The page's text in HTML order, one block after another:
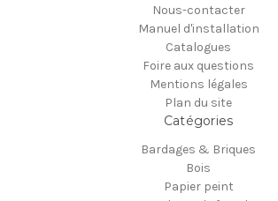
Nous-contacter
Manuel d'installation
Catalogues
Foire aux questions
Mentions légales
Plan du site
Catégories
Bardages & Briques
Bois
Papier peint